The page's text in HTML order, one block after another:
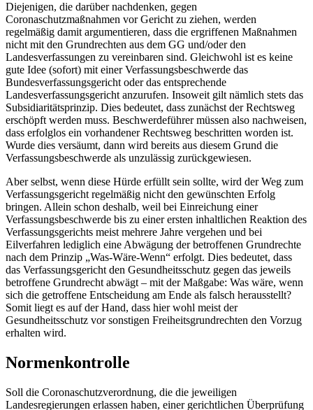
Diejenigen, die darüber nachdenken, gegen
Coronaschutzmaßnahmen vor Gericht zu ziehen, werden
regelmäßig damit argumentieren, dass die ergriffenen Maßnahmen
nicht mit den Grundrechten aus dem GG und/oder den
Landesverfassungen zu vereinbaren sind. Gleichwohl ist es keine
gute Idee (sofort) mit einer Verfassungsbeschwerde das
Bundesverfassungsgericht oder das entsprechende
Landesverfassungsgericht anzurufen. Insoweit gilt nämlich stets das
Subsidiaritätsprinzip. Dies bedeutet, dass zunächst der Rechtsweg
erschöpft werden muss. Beschwerdeführer müssen also nachweisen,
dass erfolglos ein vorhandener Rechtsweg beschritten worden ist.
Wurde dies versäumt, dann wird bereits aus diesem Grund die
Verfassungsbeschwerde als unzulässig zurückgewiesen.
Aber selbst, wenn diese Hürde erfüllt sein sollte, wird der Weg zum
Verfassungsgericht regelmäßig nicht den gewünschten Erfolg
bringen. Allein schon deshalb, weil bei Einreichung einer
Verfassungsbeschwerde bis zu einer ersten inhaltlichen Reaktion des
Verfassungsgerichts meist mehrere Jahre vergehen und bei
Eilverfahren lediglich eine Abwägung der betroffenen Grundrechte
nach dem Prinzip „Was-Wäre-Wenn“ erfolgt. Dies bedeutet, dass
das Verfassungsgericht den Gesundheitsschutz gegen das jeweils
betroffene Grundrecht abwägt – mit der Maßgabe: Was wäre, wenn
sich die getroffene Entscheidung am Ende als falsch herausstellt?
Somit liegt es auf der Hand, dass hier wohl meist der
Gesundheitsschutz vor sonstigen Freiheitsgrundrechten den Vorzug
erhalten wird.
Normenkontrolle
Soll die Coronaschutzverordnung, die die jeweiligen
Landesregierungen erlassen haben, einer gerichtlichen Überprüfung